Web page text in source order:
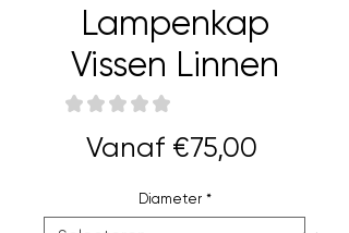
Lampenkap
Vissen Linnen
★ ★ ★ ★ ★
Vanaf €75,00
Diameter *